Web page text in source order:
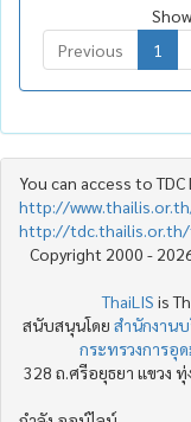
Previous
1
You can access to TDC
http://
http://
Copyright 2000 -
ThaiLIS is
สนับสนุนโดย สำนักงาน
กระทรวงการอุ
328 ถ.ศรีอยุธยา แขวง ทุ่